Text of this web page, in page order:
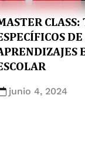
junio 4, 2024